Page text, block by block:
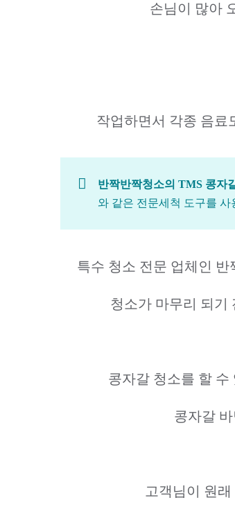
손님이 많아
작업하면서 각종 음료
반짝반짝청소의 TMS 콩자
와 같은 전문세척 도구를
특수 청소 전문 업체인
청소가 마무리 되기
콩자갈 청소를 할 수
콩자갈
고객님이 원